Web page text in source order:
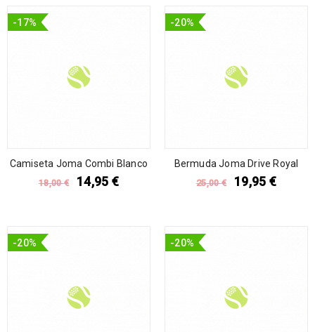
-17%
Camiseta Joma Combi Blanco
18,00€ 14,95 €
-20%
Bermuda Joma Drive Royal
25,00€ 19,95 €
-20% -20%